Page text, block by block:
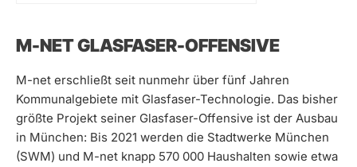
M-NET GLASFASER-OFFENSIVE
M-net erschließt seit nunmehr über fünf Jahren
Kommunalgebiete mit Glasfaser-Technologie. Das bisher
größte Projekt seiner Glasfaser-Offensive ist der Ausbau
in München: Bis 2021 werden die Stadtwerke München
(SWM) und M-net knapp 570 000 Haushalten sowie etwa